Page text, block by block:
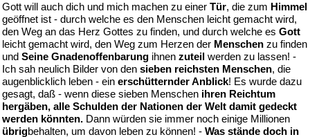
Gott will auch dich und mich machen zu einer Tür, die zum Himmel
geöffnet ist - durch welche es den Menschen leicht gemacht wird,
den Weg an das Herz Gottes zu finden, und durch welche es Gott
leicht gemacht wird, den Weg zum Herzen der Menschen zu finden
und Seine Gnadenoffenbarung ihnen zuteil werden zu lassen! -
Ich sah neulich Bilder von den sieben reichsten Menschen, die
augenblicklich leben - ein erschütternder Anblick! Es wurde dazu
gesagt, daß - wenn diese sieben Menschen ihren Reichtum
hergäben, alle Schulden der Nationen der Welt damit gedeckt
werden könnten. Dann würden sie immer noch einige Millionen
übrigbehalten, um davon leben zu können! - Was stände doch in